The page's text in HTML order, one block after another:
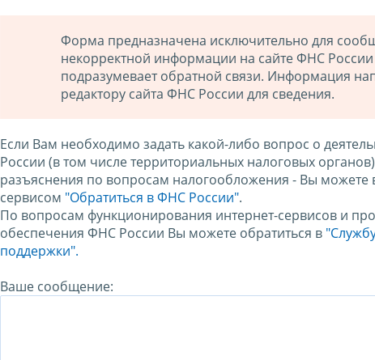
Форма предназначена исключительно для
некорректной информации на сайте ФНС
подразумевает обратной связи. Информация
редактору сайта ФНС России для сведения.
Если Вам необходимо задать какой-либо вопрос о
России (в том числе территориальных налоговых
разъяснения по вопросам налогообложения - Вы можете
сервисом "Обратиться в ФНС России".
По вопросам функционирования интернет-сервисов и
обеспечения ФНС России Вы можете обратиться в
поддержки".
Ваше сообщение: